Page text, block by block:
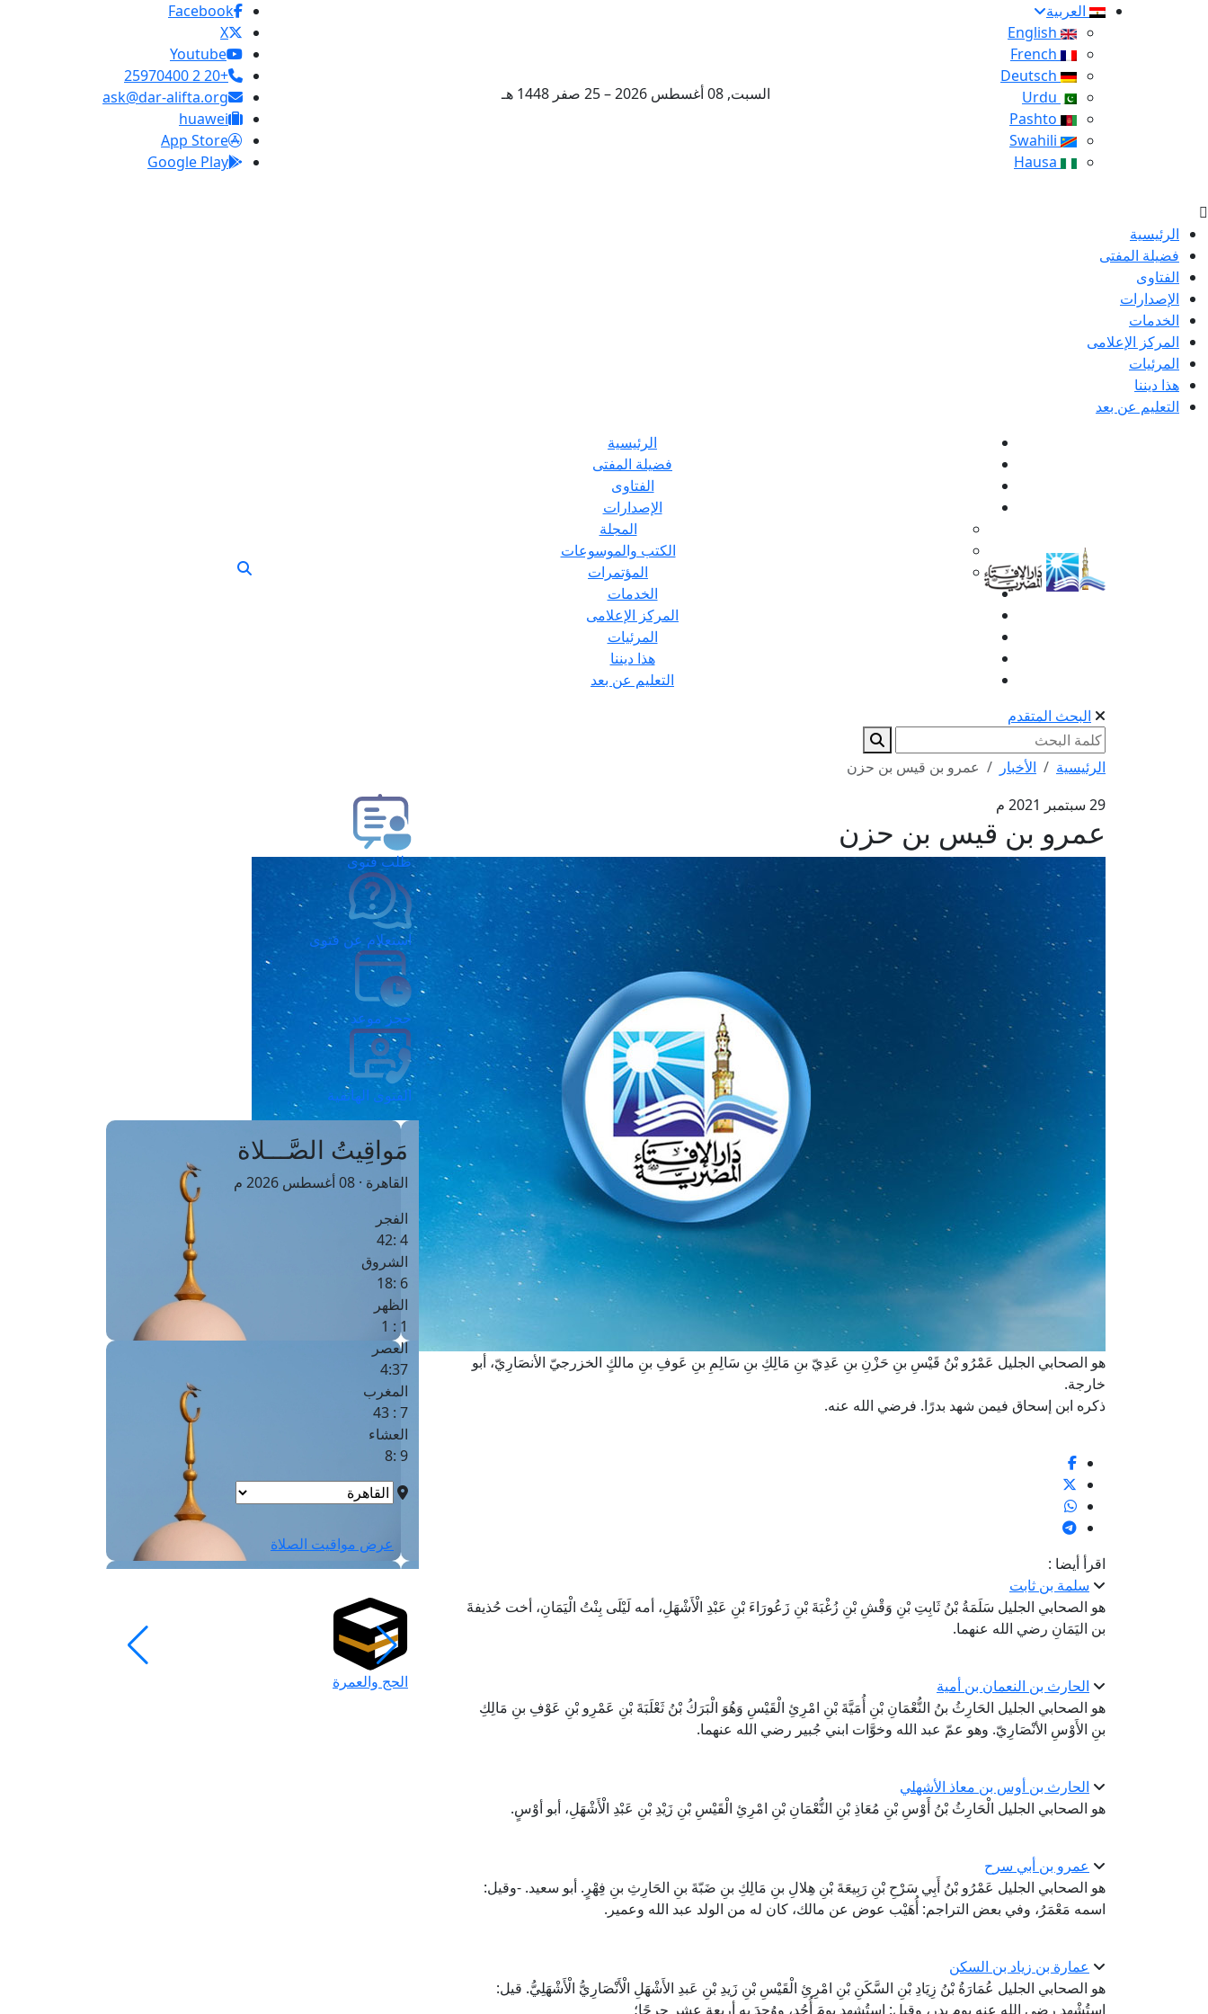
العربية
السبت, 08 أغسطس 2026 – 25 صفر 1448 هـ
Facebook
X
Youtube
+20 2 25970400
ask@dar-alifta.org
huawei
App Store
Google Play
الرئيسية
فضيلة المفتى
الفتاوى
الإصدارات
الخدمات
المركز الإعلامى
المرئيات
هذا ديننا
التعليم عن بعد
الرئيسية
فضيلة المفتى
الفتاوى
الإصدارات
المجلة
الكتب والموسوعات
المؤتمرات
الخدمات
المركز الإعلامى
المرئيات
هذا ديننا
التعليم عن بعد
البحث المتقدم
الرئيسية الأخبار
عمرو بن قيس بن حزن
29 سبتمبر 2021 م
عمرو بن قيس بن حزن
هو الصحابي الجليل عَمْرُو بْنُ قَيْسِ بنِ حَزْنِ بنِ عَدِيّ بنِ مَالِكِ بنِ سَالِمِ بنِ عَوفِ بنِ مالكٍ الخزرجيّ الأنصَارِيّ، أبو
خارجة.
ذكره ابن إسحاق فيمن شهد بدرًا. فرضي الله عنه.
اقرأ أيضا :
سلمة بن ثابت
هو الصحابي الجليل سَلَمَةُ بْنُ ثَابِتِ بْنِ وَقْشِ بْنِ زُغْبَةَ بْنِ زَعُورَاءَ بْنِ عَبْدِ الْأَشْهَلِ، أمه لَيْلَى بِنْتُ الْيَمَانِ، أخت حُذيفةَ
بن اليَمَانِ رضي الله عنهما.
الحارث بن النعمان بن أمية
هو الصحابي الجليل الحَارِثُ بنُ النُّعْمَانِ بْنِ أُمَيَّةَ بْنِ امْرِئِ الْقَيْسِ وَهُوَ الْبَرَكُ بْنُ ثَعْلَبَةَ بْنِ عَمْرِو بْنِ عَوْفِ بنِ مَالِكِ
بنِ الأَوْسِ الأنْصَارِيّ. وهو عمّ عبد الله وخوَّات ابني جُبير رضي الله عنهما.
الحارث بن أوس بن معاذ الأشهلي
هو الصحابي الجليل الْحَارِثُ بْنُ أَوْسِ بْنِ مُعَاذِ بْنِ النُّعْمَانِ بْنِ امْرِئِ الْقَيْسِ بْنِ زَيْدِ بْنِ عَبْدِ الْأَشْهَلِ، أبو أوْسٍ.
عمرو بن أبي سرح
هو الصحابي الجليل عَمْرُو بْنُ أَبِي سَرْحِ بْنِ رَبِيعَةَ بْنِ هِلالِ بنِ مَالِكِ بنِ ضَبّةَ بنِ الحَارِثِ بنِ فِهْرٍ. أبو سعيد. -وقيل:
اسمه مَعْمَرُ، وفي بعض التراجم: أُهَيْب عوض عن مالك، كان له من الولد عبد الله وعمير.
عمارة بن زياد بن السكن
هو الصحابي الجليل عُمَارَةُ بْنُ زِيَادِ بْنِ السَّكَنِ بْنِ امْرِئِ الْقَيْسِ بْنِ زَيدِ بْنِ عَبدِ الأَشْهَلِ الْأَنْصَارِيُّ الْأَشْهَلِيُّ. قيل:
استُشْهِد رضي الله عنه يوم بدرٍ، وقيل: استُشهِد يومَ أُحُدٍ، ووُجِدَ به أربعة عشر جرحًا؛
طلب فتوى
استعلام عن فتوى
حجز موعد
الفتوى الهاتفية
مَواقِيتُ الصَّـــلاة
القاهرة · 08 أغسطس 2026 م
الفجر
4 :42
الشروق
6 :18
الظهر
1 : 1
العصر
4:37
المغرب
7 : 43
العشاء
9 :8
عرض مواقيت الصلاة
الحج والعمرة